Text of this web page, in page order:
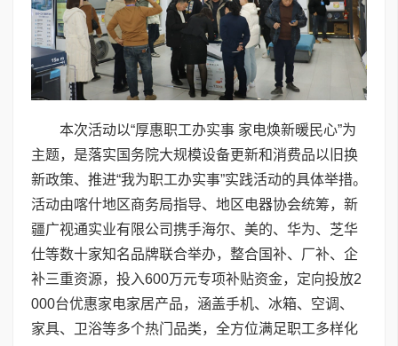
本次活动以“厚惠职工办实事 家电焕新暖民心”为
主题，是落实国务院大规模设备更新和消费品以旧换
新政策、推进“我为职工办实事”实践活动的具体举措。
活动由喀什地区商务局指导、地区电器协会统筹，新
疆广视通实业有限公司携手海尔、美的、华为、芝华
仕等数十家知名品牌联合举办，整合国补、厂补、企
补三重资源，投入600万元专项补贴资金，定向投放2
000台优惠家电家居产品，涵盖手机、冰箱、空调、
家具、卫浴等多个热门品类，全方位满足职工多样化